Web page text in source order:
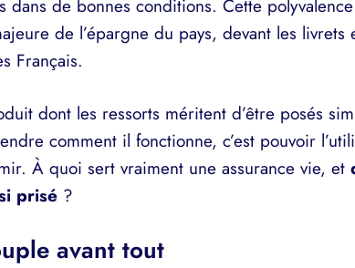
dans de bonnes conditions. Cette
de l’épargne du pays, devant les livrets
Français.
dont les ressorts méritent d’être posés
comment il fonctionne, c’est pouvoir
À quoi sert vraiment une assurance vie, et
prisé ?
avant tout